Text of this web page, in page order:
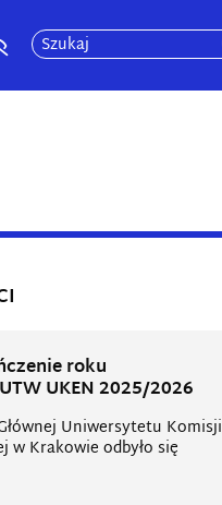
Szukaj
roku
UKEN 2025/2026
Uniwersytetu Komisji
w Krakowie odbyło się